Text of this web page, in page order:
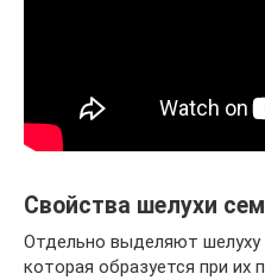
Свойства шелухи
Отдельно выделяют шелуху
которая образуется при их